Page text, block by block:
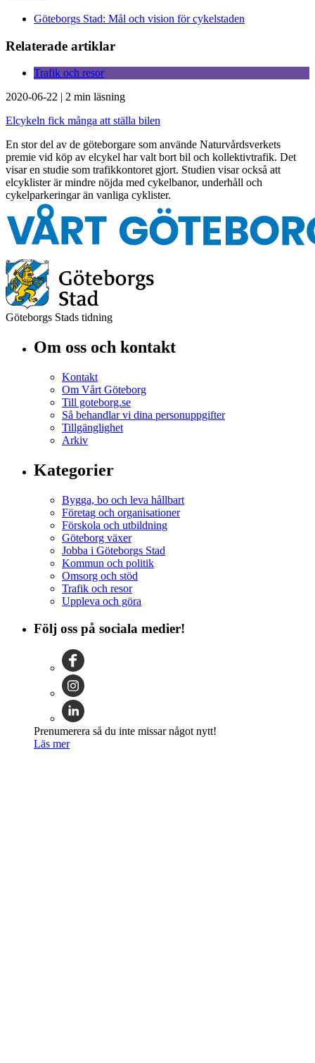
Göteborgs Stad: Mål och vision för cykelstaden
Relaterade artiklar
Trafik och resor
2020-06-22 | 2 min läsning
Elcykeln fick många att ställa bilen
En stor del av de göteborgare som använde Naturvårdsverkets
premie vid köp av elcykel har valt bort bil och kollektivtrafik. Det
visar en studie som trafikkontoret gjort. Studien visar också att
elcyklister är mindre nöjda med cykelbanor, underhåll och
cykelparkeringar än vanliga cyklister.
Göteborgs Stads tidning
Om oss och kontakt
Kontakt
Om Vårt Göteborg
Till goteborg.se
Så behandlar vi dina personuppgifter
Tillgänglighet
Arkiv
Kategorier
Bygga, bo och leva hållbart
Företag och organisationer
Förskola och utbildning
Göteborg växer
Jobba i Göteborgs Stad
Kommun och politik
Omsorg och stöd
Trafik och resor
Uppleva och göra
Följ oss på sociala medier!
Prenumerera så du inte missar något nytt!
Läs mer